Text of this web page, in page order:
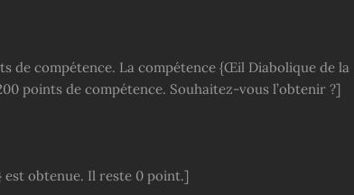
de compétence. La compétence {Œil Diabolique de la
points de compétence. Souhaitez-vous l’obtenir ?]
obtenue. Il reste 0 point.]